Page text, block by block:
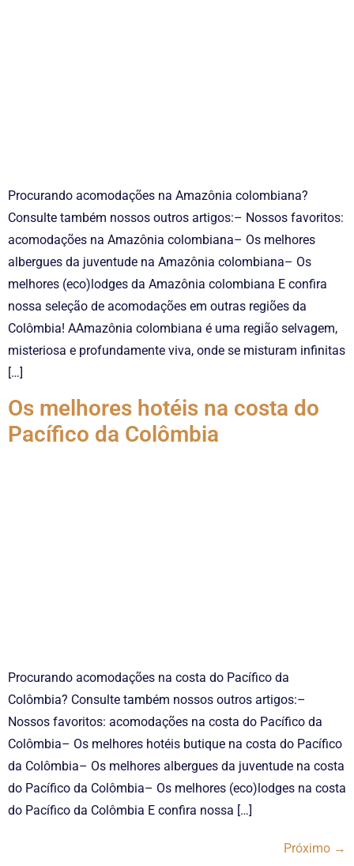
Procurando acomodações na Amazônia colombiana?
Consulte também nossos outros artigos:– Nossos favoritos:
acomodações na Amazônia colombiana– Os melhores
albergues da juventude na Amazônia colombiana– Os
melhores (eco)lodges da Amazônia colombiana E confira
nossa seleção de acomodações em outras regiões da
Colômbia! AAmazônia colombiana é uma região selvagem,
misteriosa e profundamente viva, onde se misturam infinitas
[…]
Os melhores hotéis na costa do
Pacífico da Colômbia
Procurando acomodações na costa do Pacífico da
Colômbia? Consulte também nossos outros artigos:–
Nossos favoritos: acomodações na costa do Pacífico da
Colômbia– Os melhores hotéis butique na costa do Pacífico
da Colômbia– Os melhores albergues da juventude na costa
do Pacífico da Colômbia– Os melhores (eco)lodges na costa
do Pacífico da Colômbia E confira nossa […]
Próximo →